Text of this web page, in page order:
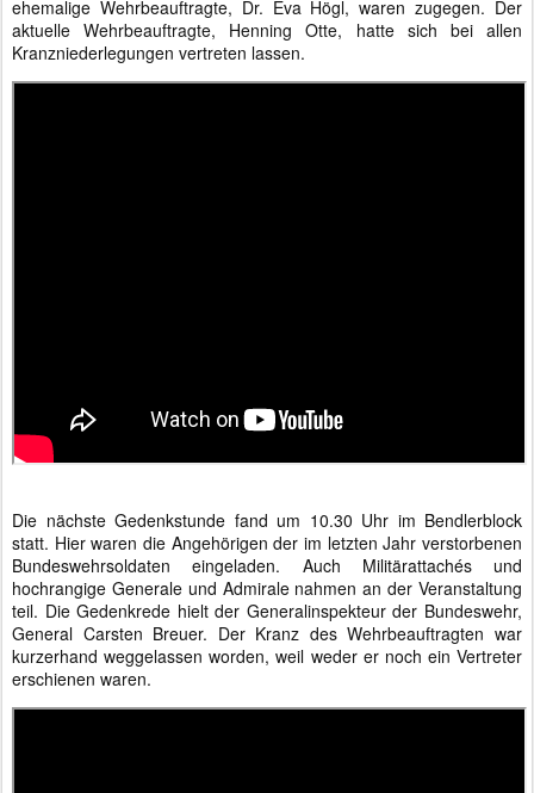
ehemalige Wehrbeauftragte, Dr. Eva Högl, waren zugegen. Der
aktuelle Wehrbeauftragte, Henning Otte, hatte sich bei allen
Kranzniederlegungen vertreten lassen.
Die nächste Gedenkstunde fand um 10.30 Uhr im Bendlerblock
statt. Hier waren die Angehörigen der im letzten Jahr verstorbenen
Bundeswehrsoldaten eingeladen. Auch Militärattachés und
hochrangige Generale und Admirale nahmen an der Veranstaltung
teil. Die Gedenkrede hielt der Generalinspekteur der Bundeswehr,
General Carsten Breuer. Der Kranz des Wehrbeauftragten war
kurzerhand weggelassen worden, weil weder er noch ein Vertreter
erschienen waren.